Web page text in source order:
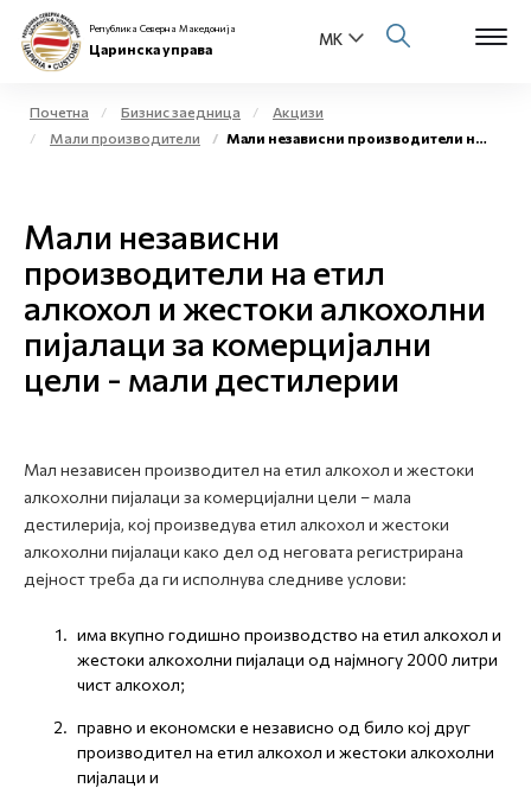
Физички лица
Бизнис заедница
Е-Царина
Контакт
Е-Весник
Република Северна Македонија
Царинска управа
Почетна Бизнис заедница
Акцизи
Мали производители
Мали независни производители на етил алкохол и жестоки алкохолни пијалаци за комерцијални цели - мали дестилерии
Мали независни
производители на етил
алкохол и жестоки алкохолни
пијалаци за комерцијални
цели - мали дестилерии
Мал независен производител на етил алкохол и жестоки
алкохолни пијалаци за комерцијални цели – мала
дестилерија, кој произведува етил алкохол и жестоки
алкохолни пијалаци како дел од неговата регистрирана
дејност треба да ги исполнува следниве услови:
има вкупно годишно производство на етил алкохол и
жестоки алкохолни пијалаци од најмногу 2000 литри
чист алкохол;
правно и економски е независно од било кој друг
производител на етил алкохол и жестоки алкохолни
пијалаци и